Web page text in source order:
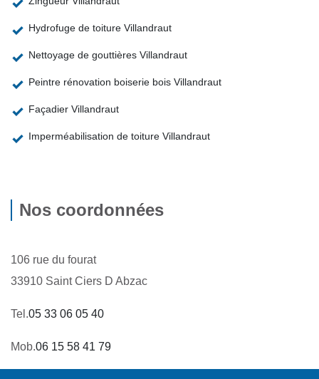
Hydrofuge de toiture Villandraut
Nettoyage de gouttières Villandraut
Peintre rénovation boiserie bois Villandraut
Façadier Villandraut
Imperméabilisation de toiture Villandraut
Nos coordonnées
106 rue du fourat
33910 Saint Ciers D Abzac
Tel.05 33 06 05 40
Mob.06 15 58 41 79